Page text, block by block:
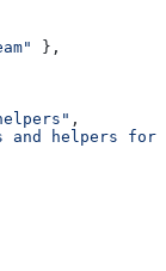
},
,
and helpers for